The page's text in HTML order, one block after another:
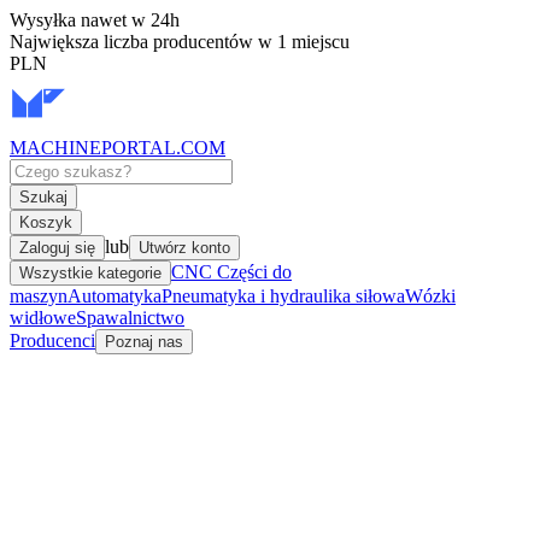
Wysyłka nawet w 24h
Największa liczba producentów w 1 miejscu
PLN
MACHINEPORTAL.COM
Szukaj
Koszyk
Zaloguj się lub Utwórz konto
Wszystkie kategorie CNC Części do
maszynAutomatykaPneumatyka i hydraulika siłowaWózki
widłoweSpawalnictwo
Producenci
Poznaj nas